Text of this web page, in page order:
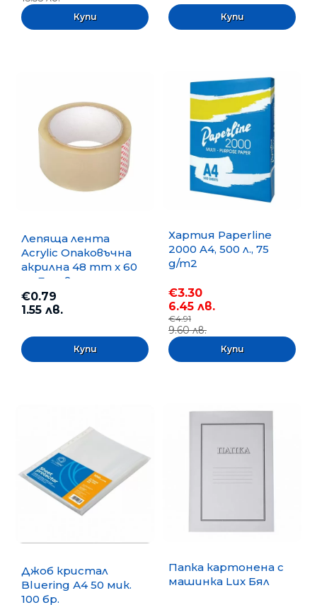
Лепяща лента
Acrylic Опаковъчна
акрилна 48 mm x 60
m, Безцветна
€0.79
1.55 лв.
Хартия Paperline
2000 A4, 500 л., 75
g/m2
€3.30
6.45 лв.
€4.91
9.60 лв.
Джоб кристал
Bluering А4 50 мик.
100 бр.
Папка картонена с
машинка Lux Бял